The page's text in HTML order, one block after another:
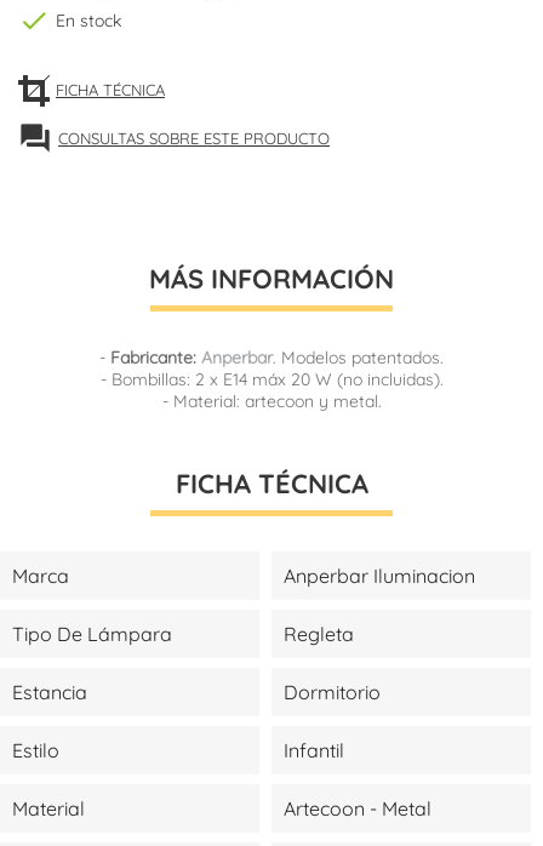
check En stock
FICHA TÉCNICA
forum CONSULTAS SOBRE ESTE PRODUCTO
MÁS INFORMACIÓN
- Fabricante: Anperbar. Modelos patentados.
- Bombillas: 2 x E14 máx 20 W (no incluidas).
- Material: artecoon y metal.
FICHA TÉCNICA
Marca Anperbar Iluminacion
Tipo De Lámpara Regleta
Estancia Dormitorio
Estilo Infantil
Material Artecoon - Metal